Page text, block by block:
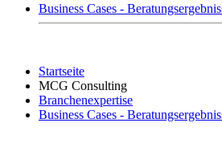
Business Cases -
Startseite
MCG Consulting
Branchenexpertise
Business Cases -